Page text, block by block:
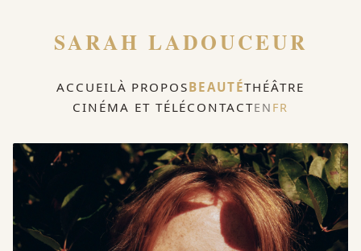
SARAH LADOUCEUR
ACCUEILÀ PROPOSBEAUTÉTHÉÂTRE
CINÉMA ET TÉLÉCONTACTEN FR